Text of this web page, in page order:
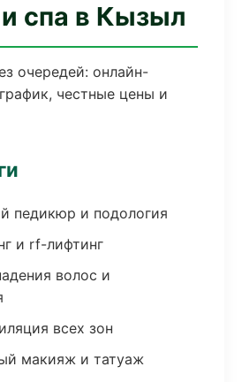
спа в Кызыл
очередей: онлайн-
честные цены и
педикюр и подология
и rf-лифтинг
волос и
всех зон
макияж и татуаж